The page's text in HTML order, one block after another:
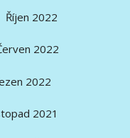
Říjen 2022
2022
2022
2021